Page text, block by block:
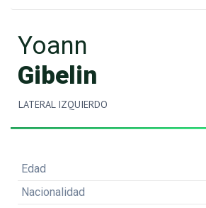
Yoann
Gibelin
LATERAL IZQUIERDO
Edad
Nacionalidad